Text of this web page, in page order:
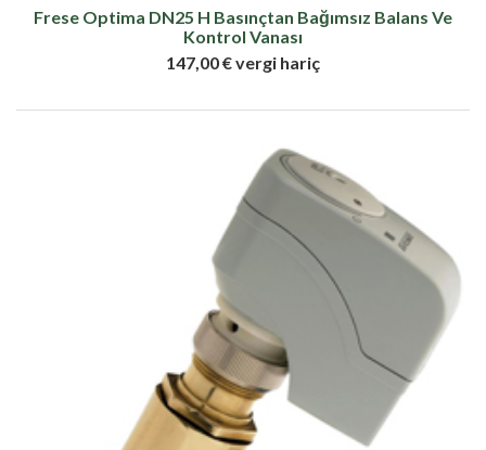
Frese Optima DN25 H Basınçtan Bağımsız Balans Ve
Kontrol Vanası
147,00 € vergi hariç